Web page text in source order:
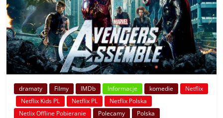
dramaty Filmy IMDb Informacje komedie
Netflix
Netflix Kids PL
Netflix PL
Netflix Polska
Netlix Offline Pobieranie
Polecamy
Polska